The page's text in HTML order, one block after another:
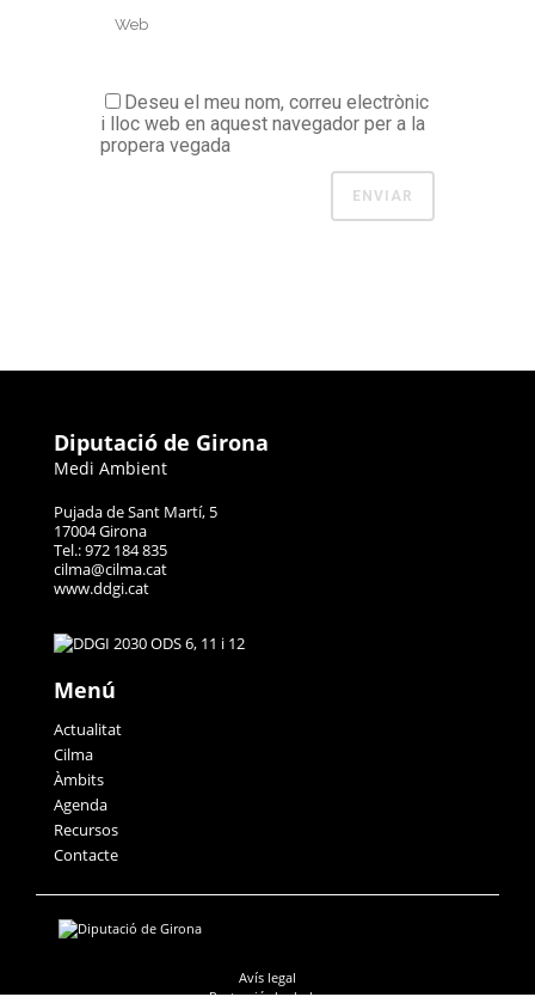
Deseu el meu nom, correu electrònic
i lloc web en aquest navegador per a la
propera vegada
Diputació de Girona
Medi Ambient
Pujada de Sant Martí, 5
17004 Girona
Tel.: 972 184 835
cilma@cilma.cat
www.ddgi.cat
Menú
Actualitat
Cilma
Àmbits
Agenda
Recursos
Contacte
Avís legal